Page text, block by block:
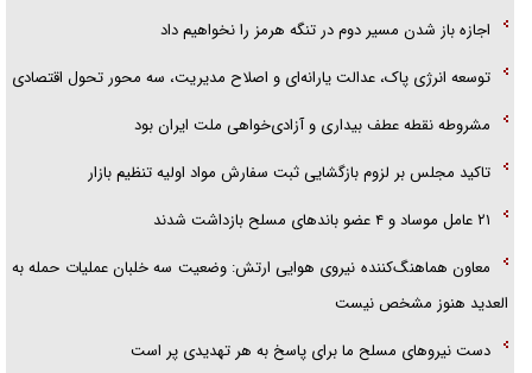
اجازه باز شدن مسیر دوم در تنگه هرمز را نخواهیم داد
توسعه انرژی پاک، عدالت یارانه‌ای و اصلاح مدیریت، سه محور تحول اقتصادی
مشروطه نقطه عطف بیداری و آزادی‌خواهی ملت ایران بود
تاکید مجلس بر لزوم بازگشایی ثبت سفارش مواد اولیه تنظیم بازار
۲۱ عامل موساد و ۴ عضو باند‌های مسلح بازداشت شدند
معاون هماهنگ‌کننده نیروی هوایی ارتش: وضعیت سه خلبان عملیات حمله به
العدید هنوز مشخص نیست
دست نیرو‌های مسلح ما برای پاسخ به هر تهدیدی پر است